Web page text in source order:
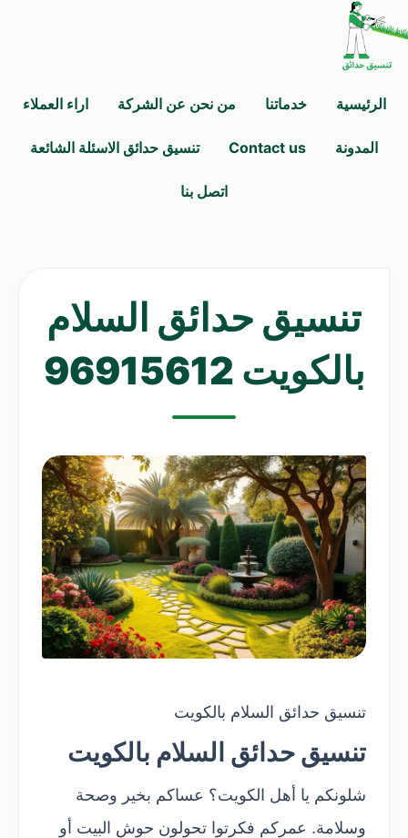
الرئيسية خدماتنا من نحن عن الشركة اراء العملاء
المدونة Contact us تنسيق حدائق الاسئلة الشائعة
اتصل بنا
تنسيق حدائق السلام
بالكويت 96915612
تنسيق حدائق السلام بالكويت
تنسيق حدائق السلام بالكويت
شلونكم يا أهل الكويت؟ عساكم بخير وصحة
وسلامة. عمركم فكرتوا تحولون حوش البيت أو